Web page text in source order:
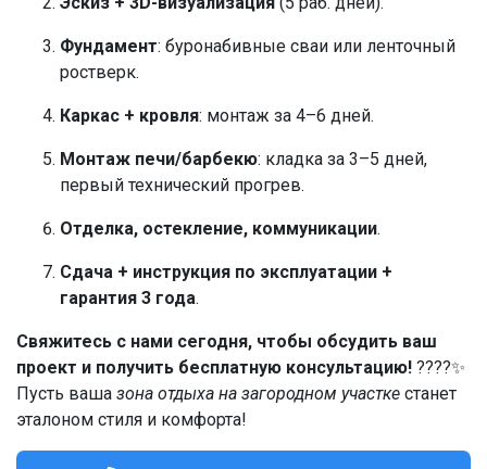
Фундамент: буронабивные сваи или ленточный
ростверк.
Каркас + кровля: монтаж за 4–6 дней.
Монтаж печи/барбекю: кладка за 3–5 дней,
первый технический прогрев.
Отделка, остекление, коммуникации.
Сдача + инструкция по эксплуатации +
гарантия 3 года.
Свяжитесь с нами сегодня, чтобы обсудить ваш
проект и получить бесплатную консультацию! ????✨
Пусть ваша зона отдыха на загородном участке станет
эталоном стиля и комфорта!